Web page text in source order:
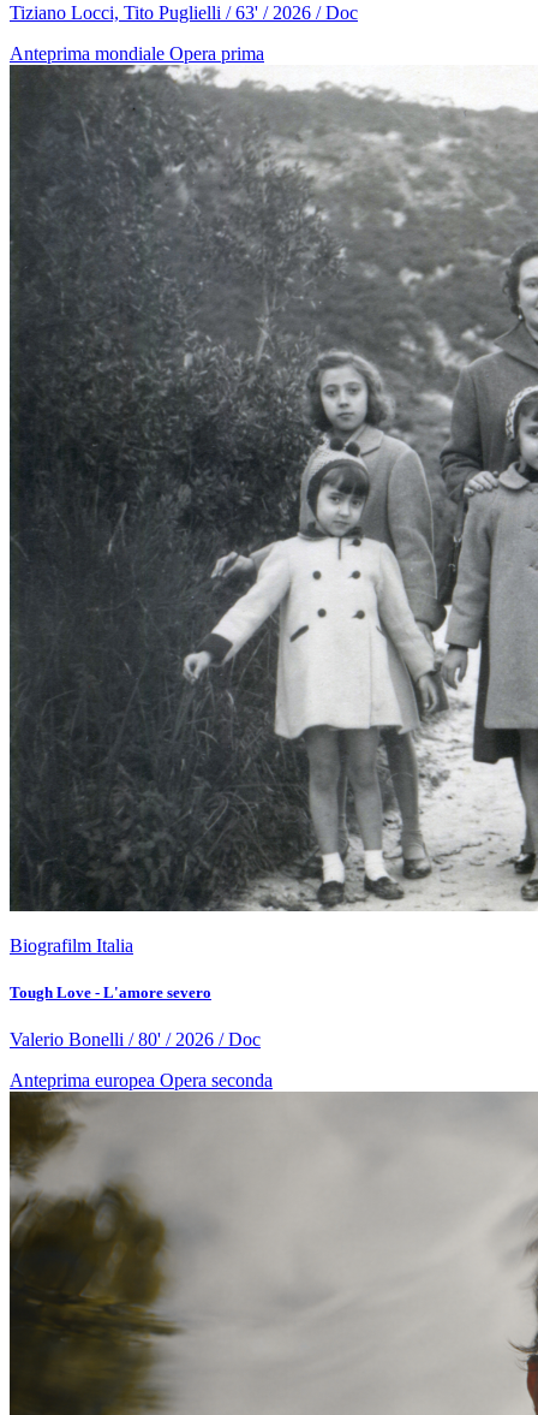
Tiziano Locci, Tito Puglielli / 63' / 2026 / Doc
Anteprima mondiale Opera prima
Biografilm Italia
Tough Love - L'amore severo
Valerio Bonelli / 80' / 2026 / Doc
Anteprima europea Opera seconda